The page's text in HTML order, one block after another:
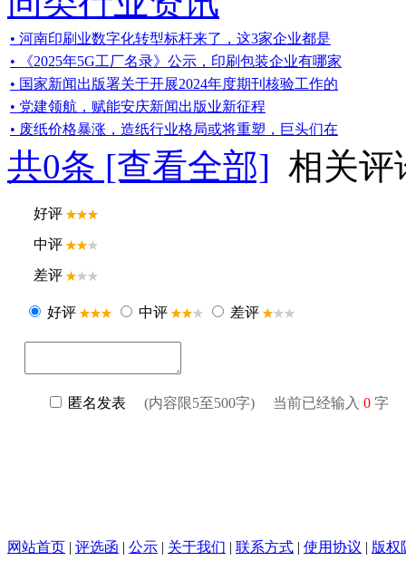
• 河南印刷业数字化转型标杆来了，这3家企业都是
• 《2025年5G工厂名录》公示，印刷包装企业有哪家
• 国家新闻出版署关于开展2024年度期刊核验工作的
• 党建领航，赋能安庆新闻出版业新征程
• 废纸价格暴涨，造纸行业格局或将重塑，巨头们在
共0条 [查看全部] 相关评
网站首页 | 评选函 | 公示 | 关于我们 | 联系方式 | 使用协议 | 版权